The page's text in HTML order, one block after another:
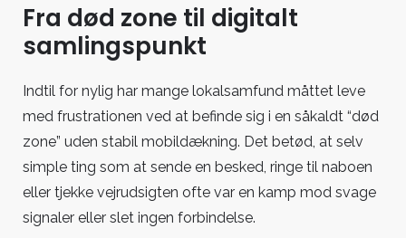
Fra død zone til digitalt
samlingspunkt
Indtil for nylig har mange lokalsamfund måttet leve
med frustrationen ved at befinde sig i en såkaldt “død
zone” uden stabil mobildækning. Det betød, at selv
simple ting som at sende en besked, ringe til naboen
eller tjekke vejrudsigten ofte var en kamp mod svage
signaler eller slet ingen forbindelse.